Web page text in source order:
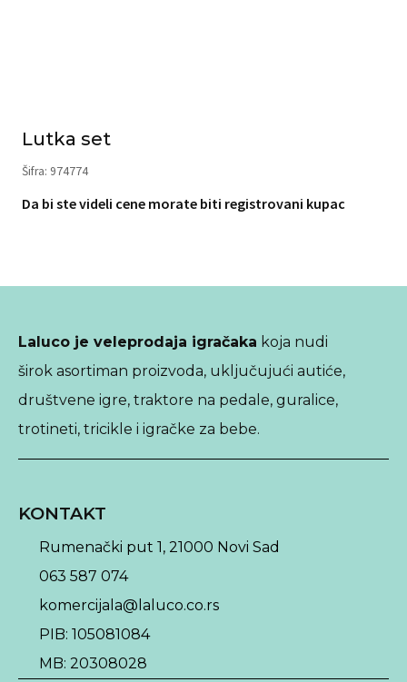
Lutka set
Šifra: 974774
Da bi ste videli cene morate biti registrovani kupac
Laluco je veleprodaja igračaka koja nudi
širok asortiman proizvoda, uključujući autiće,
društvene igre, traktore na pedale, guralice,
trotineti, tricikle i igračke za bebe.
KONTAKT
Rumenački put 1, 21000 Novi Sad
063 587 074
komercijala@laluco.co.rs
PIB: 105081084
MB: 20308028